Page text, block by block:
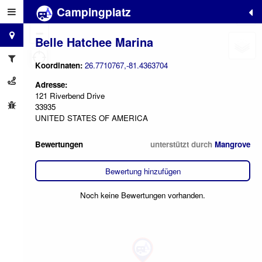
Campingplatz
Belle Hatchee Marina
Koordinaten: 26.7710767,-81.4363704
Adresse:
121 Riverbend Drive
33935
UNITED STATES OF AMERICA
Bewertungen unterstützt durch Mangrove
Bewertung hinzufügen
Noch keine Bewertungen vorhanden.
+